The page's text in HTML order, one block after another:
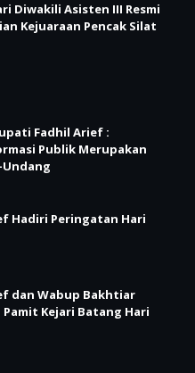
Diwakili Asisten III Resmi
Kejuaraan Pencak Silat
Fadhil Arief :
Publik Merupakan
Hadiri Peringatan Hari
dan Wabup Bakhtiar
Kejari Batang Hari